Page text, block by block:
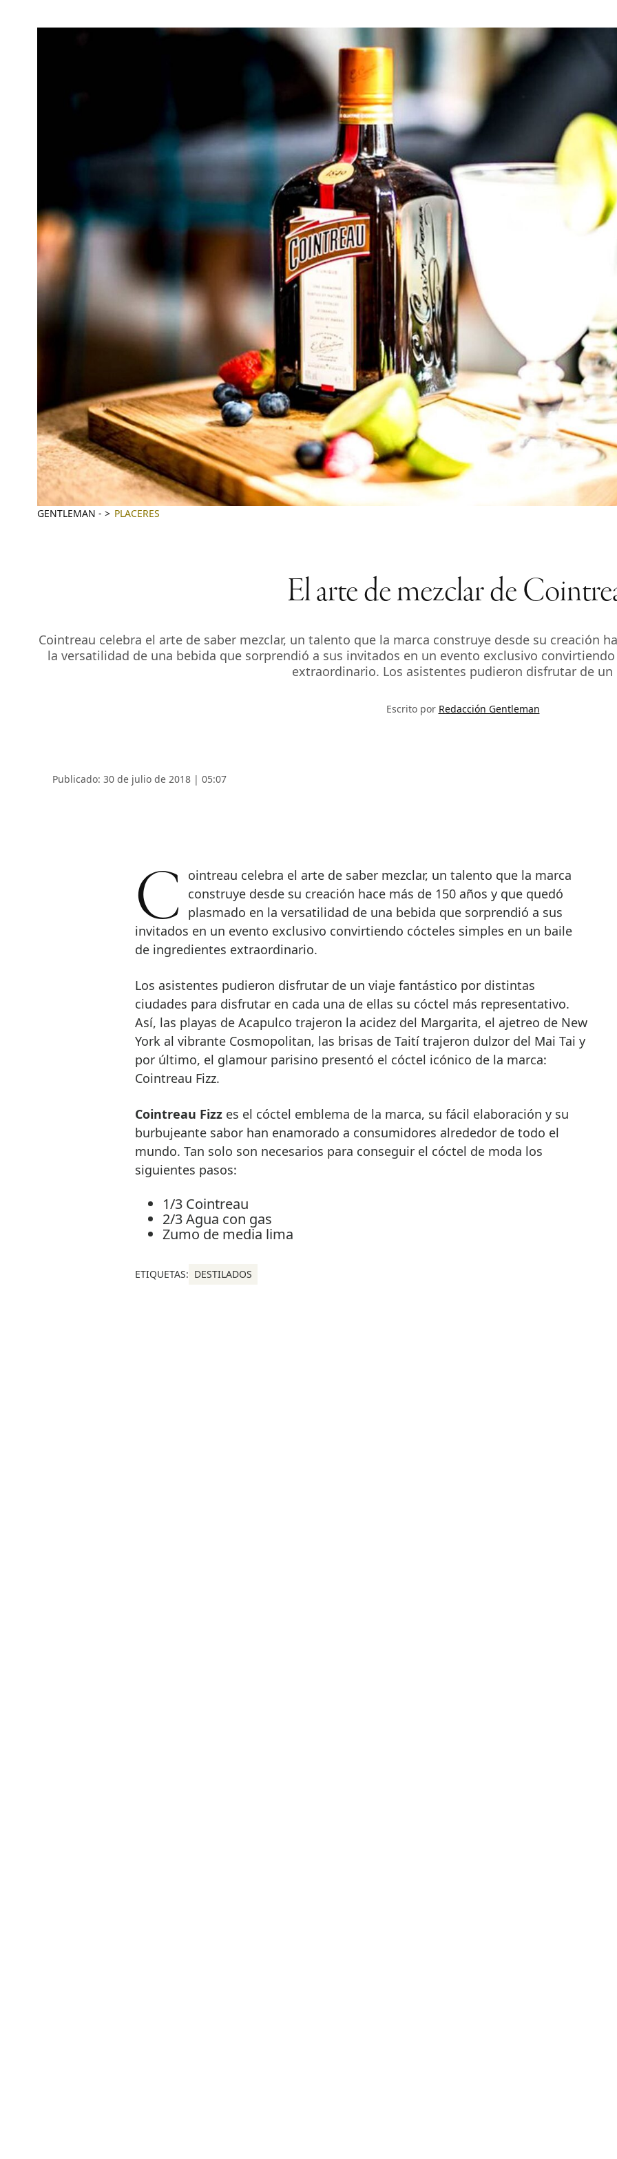
GENTLEMAN - PLACERES
El arte de mezclar de
Cointreau celebra el arte de saber mezclar, un talento que la marca construye desde su creación
la versatilidad de una bebida que sorprendió a sus invitados en un evento exclusivo
extraordinario. Los asistentes pudieron disfrutar de
Escrito por Redacción Gentleman
Publicado: 30 de julio de 2018 | 05:07
Cointreau celebra el arte de saber mezclar, un talento que la marca
construye desde su creación hace más de 150 años y que quedó
plasmado en la versatilidad de una bebida que sorprendió a sus
invitados en un evento exclusivo convirtiendo cócteles simples en un baile
de ingredientes extraordinario.
Los asistentes pudieron disfrutar de un viaje fantástico por distintas
ciudades para disfrutar en cada una de ellas su cóctel más representativo.
Así, las playas de Acapulco trajeron la acidez del Margarita, el ajetreo de New
York al vibrante Cosmopolitan, las brisas de Taití trajeron dulzor del Mai Tai y
por último, el glamour parisino presentó el cóctel icónico de la marca:
Cointreau Fizz.
Cointreau Fizzes el cóctel emblema de la marca, su fácil elaboración y su
burbujeante sabor han enamorado a consumidores alrededor de todo el
mundo. Tan solo son necesarios para conseguir el cóctel de moda los
siguientes pasos:
1/3 Cointreau
2/3 Agua con gas
Zumo de media lima
ETIQUETAS: DESTILADOS